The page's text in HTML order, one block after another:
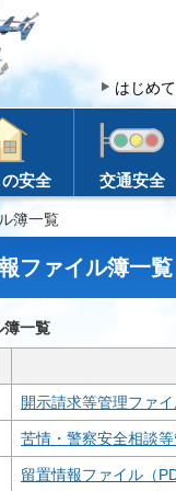
はじめ
安全 交通安全
簿一覧
ファイル簿一覧
簿一覧
開示請求等管理ファイ
苦情・警察安全相談
留置情報ファイル（